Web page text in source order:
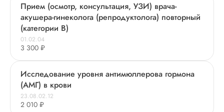
Прием (осмотр, консультация, УЗИ) врача-
акушера-гинеколога (репродуктолога) повторный
(категории В)
01.02.04
3 300 ₽
Исследование уровня антимюллерова гормона
(АМГ) в крови
23.08.02.12
2 010 ₽